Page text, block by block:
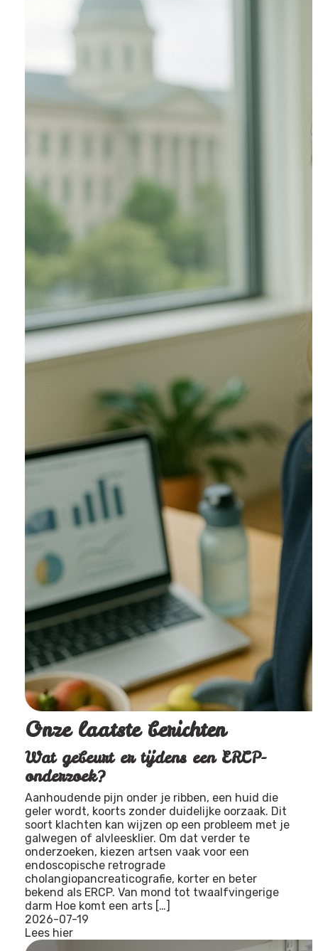
Onze laatste berichten
Wat gebeurt er tijdens een ERCP-
onderzoek?
Aanhoudende pijn onder je ribben, een huid die
geler wordt, koorts zonder duidelijke oorzaak. Dit
soort klachten kan wijzen op een probleem met je
galwegen of alvleesklier. Om dat verder te
onderzoeken, kiezen artsen vaak voor een
endoscopische retrograde
cholangiopancreaticografie, korter en beter
bekend als ERCP. Van mond tot twaalfvingerige
darm Hoe komt een arts […]
2026-07-19
Lees hier